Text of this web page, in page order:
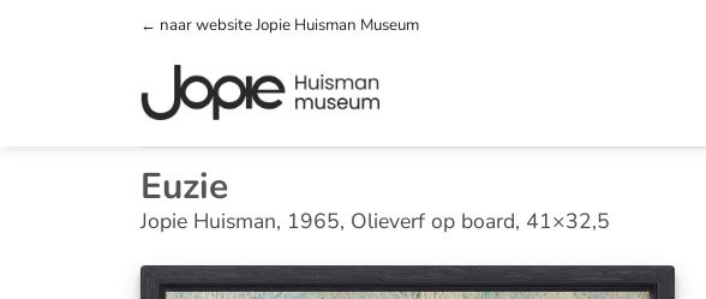
← naar website Jopie Huisman Museum
Euzie
Jopie Huisman, 1965, Olieverf op board, 41×32,5